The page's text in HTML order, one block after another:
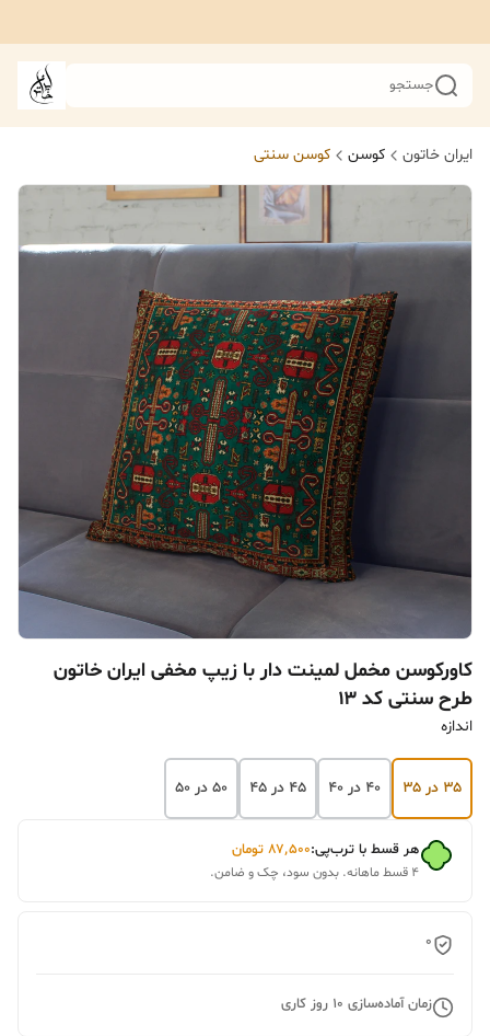
جستجو
ایران خاتون کوسن کوسن سنتی
کاورکوسن مخمل لمینت دار با زیپ مخفی ایران خاتون
طرح سنتی کد ۱۳
اندازه
۳۵ در ۳۵ ۴۰ در ۴۰ ۴۵ در ۴۵ ۵۰ در ۵۰
هر قسط با ترب‌پی:۸۷٬۵۰۰ تومان
۴ قسط ماهانه. بدون سود، چک و ضامن.
0
زمان آماده‌سازی 10 روز کاری